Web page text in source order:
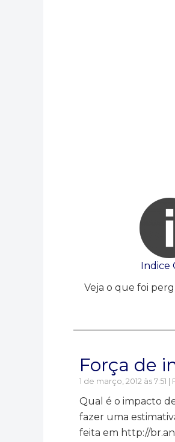
Indice
Veja o que foi
Força de
1 de março, 2012 às 7:51
Qual é o impacto
fazer uma
feita em http://